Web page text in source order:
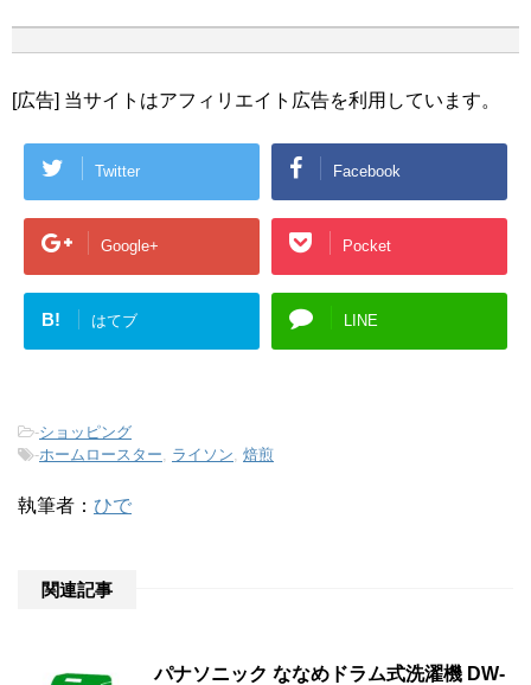
[広告] 当サイトはアフィリエイト広告を利用しています。
Twitter Facebook
Google+ Pocket
B! はてブ LINE
-ショッピング
-ホームロースター ライソン 焙煎
執筆者： ひで
関連記事
パナソニック ななめドラム式洗濯機 DW-